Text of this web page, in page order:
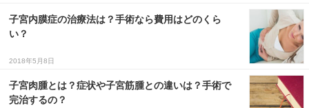
子宮内膜症の治療法は？手術なら費用はどのくら
い？
2018年5月8日
子宮肉腫とは？症状や子宮筋腫との違いは？手術で
完治するの？